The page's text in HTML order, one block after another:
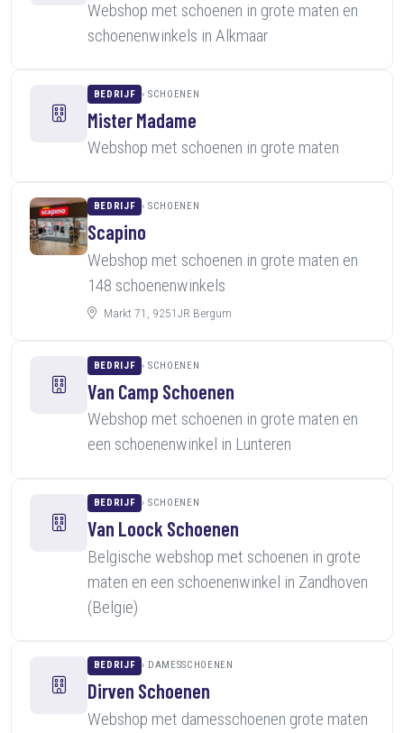
Webshop met schoenen in grote maten en
schoenenwinkels in Alkmaar
BEDRIJF SCHOENEN
Mister Madame
Webshop met schoenen in grote maten
BEDRIJF SCHOENEN
Scapino
Webshop met schoenen in grote maten en
148 schoenenwinkels
Markt 71, 9251JR Bergum
BEDRIJF SCHOENEN
Van Camp Schoenen
Webshop met schoenen in grote maten en
een schoenenwinkel in Lunteren
BEDRIJF SCHOENEN
Van Loock Schoenen
Belgische webshop met schoenen in grote
maten en een schoenenwinkel in Zandhoven
(Belgie)
BEDRIJF DAMESSCHOENEN
Dirven Schoenen
Webshop met damesschoenen grote maten